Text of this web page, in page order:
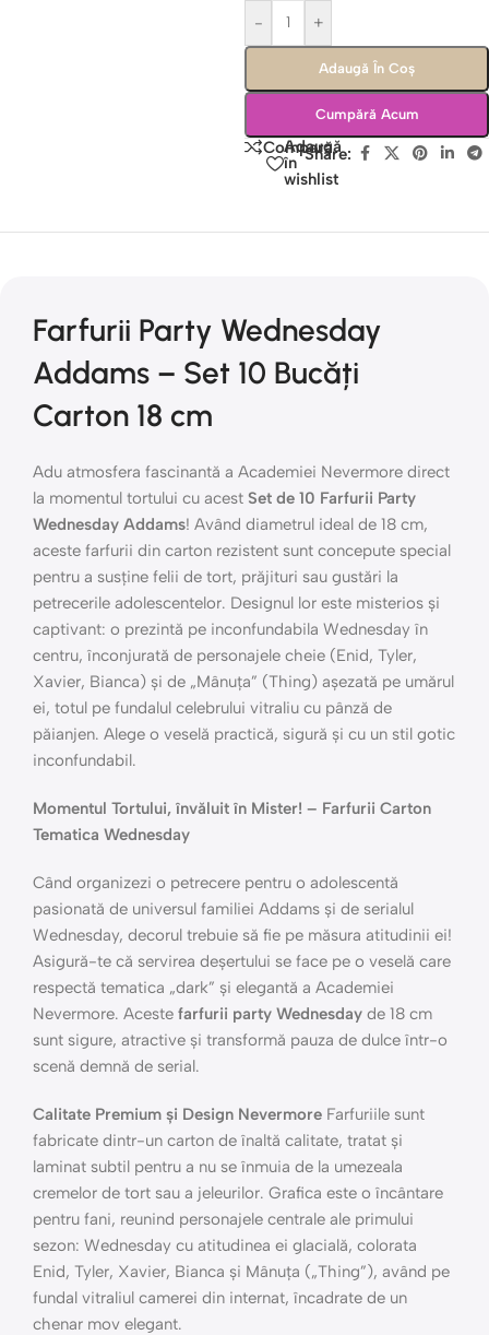
- +
Adaugă În Coș
Cumpără Acum
Compară
Adaugă
în
wishlist
Share:
Farfurii Party Wednesday
Addams – Set 10 Bucăți
Carton 18 cm
Adu atmosfera fascinantă a Academiei Nevermore direct
la momentul tortului cu acest Set de 10 Farfurii Party
Wednesday Addams! Având diametrul ideal de 18 cm,
aceste farfurii din carton rezistent sunt concepute special
pentru a susține felii de tort, prăjituri sau gustări la
petrecerile adolescentelor. Designul lor este misterios și
captivant: o prezintă pe inconfundabila Wednesday în
centru, înconjurată de personajele cheie (Enid, Tyler,
Xavier, Bianca) și de „Mânuța” (Thing) așezată pe umărul
ei, totul pe fundalul celebrului vitraliu cu pânză de
păianjen. Alege o veselă practică, sigură și cu un stil gotic
inconfundabil.
Momentul Tortului, învăluit în Mister! – Farfurii Carton
Tematica Wednesday
Când organizezi o petrecere pentru o adolescentă
pasionată de universul familiei Addams și de serialul
Wednesday, decorul trebuie să fie pe măsura atitudinii ei!
Asigură-te că servirea deșertului se face pe o veselă care
respectă tematica „dark” și elegantă a Academiei
Nevermore. Aceste farfurii party Wednesday de 18 cm
sunt sigure, atractive și transformă pauza de dulce într-o
scenă demnă de serial.
Calitate Premium și Design Nevermore Farfuriile sunt
fabricate dintr-un carton de înaltă calitate, tratat și
laminat subtil pentru a nu se înmuia de la umezeala
cremelor de tort sau a jeleurilor. Grafica este o încântare
pentru fani, reunind personajele centrale ale primului
sezon: Wednesday cu atitudinea ei glacială, colorata
Enid, Tyler, Xavier, Bianca și Mânuța („Thing”), având pe
fundal vitraliul camerei din internat, încadrate de un
chenar mov elegant.